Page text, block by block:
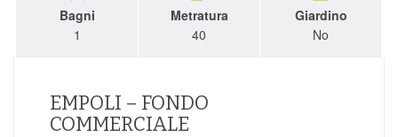
Bagni
1
Metratura
40
Giardino
No
EMPOLI – FONDO
COMMERCIALE